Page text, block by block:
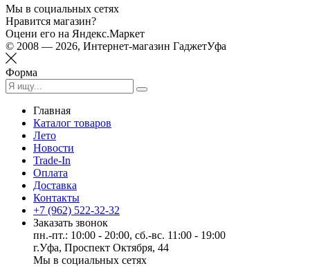
Мы в социальных сетях
Нравится магазин?
Оцени его на Яндекс.Маркет
© 2008 — 2026, Интернет-магазин ГаджетУфа
Форма
Главная
Каталог товаров
Лето
Новости
Trade-In
Оплата
Доставка
Контакты
+7 (962) 522-32-32
Заказать звонок
пн.-пт.: 10:00 - 20:00, сб.-вс. 11:00 - 19:00
г.Уфа, Проспект Октября, 44
Мы в социальных сетях